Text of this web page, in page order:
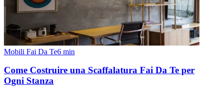
Mobili Fai Da Te6 min
Come Costruire una Scaffalatura Fai Da Te per
Ogni Stanza